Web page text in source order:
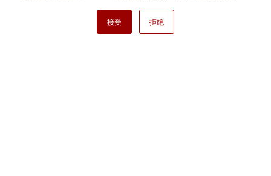
接受 拒绝
Copyright ⓒ Nisshinbo Micro Devices Inc. All Rights Reserved.